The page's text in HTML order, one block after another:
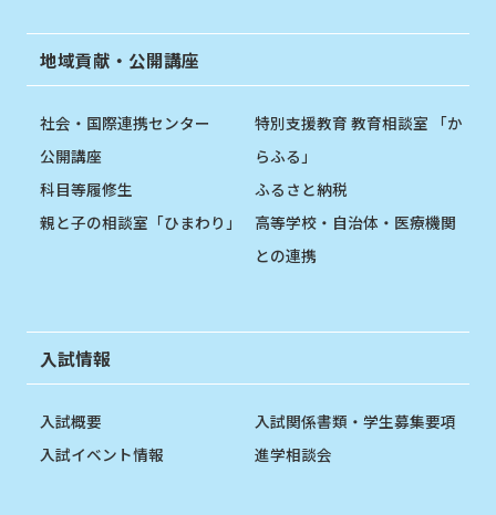
地域貢献・公開講座
社会・国際連携センター
公開講座
科目等履修生
親と子の相談室「ひまわり」
特別支援教育 教育相談室 「か
らふる」
ふるさと納税
高等学校・自治体・医療機関
との連携
入試情報
入試概要
入試イベント情報
入試関係書類・学生募集要項
進学相談会